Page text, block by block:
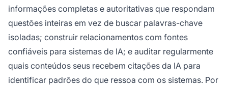
informações completas e autoritativas que respondam
questões inteiras em vez de buscar palavras-chave
isoladas; construir relacionamentos com fontes
confiáveis para sistemas de IA; e auditar regularmente
quais conteúdos seus recebem citações da IA para
identificar padrões do que ressoa com os sistemas. Por